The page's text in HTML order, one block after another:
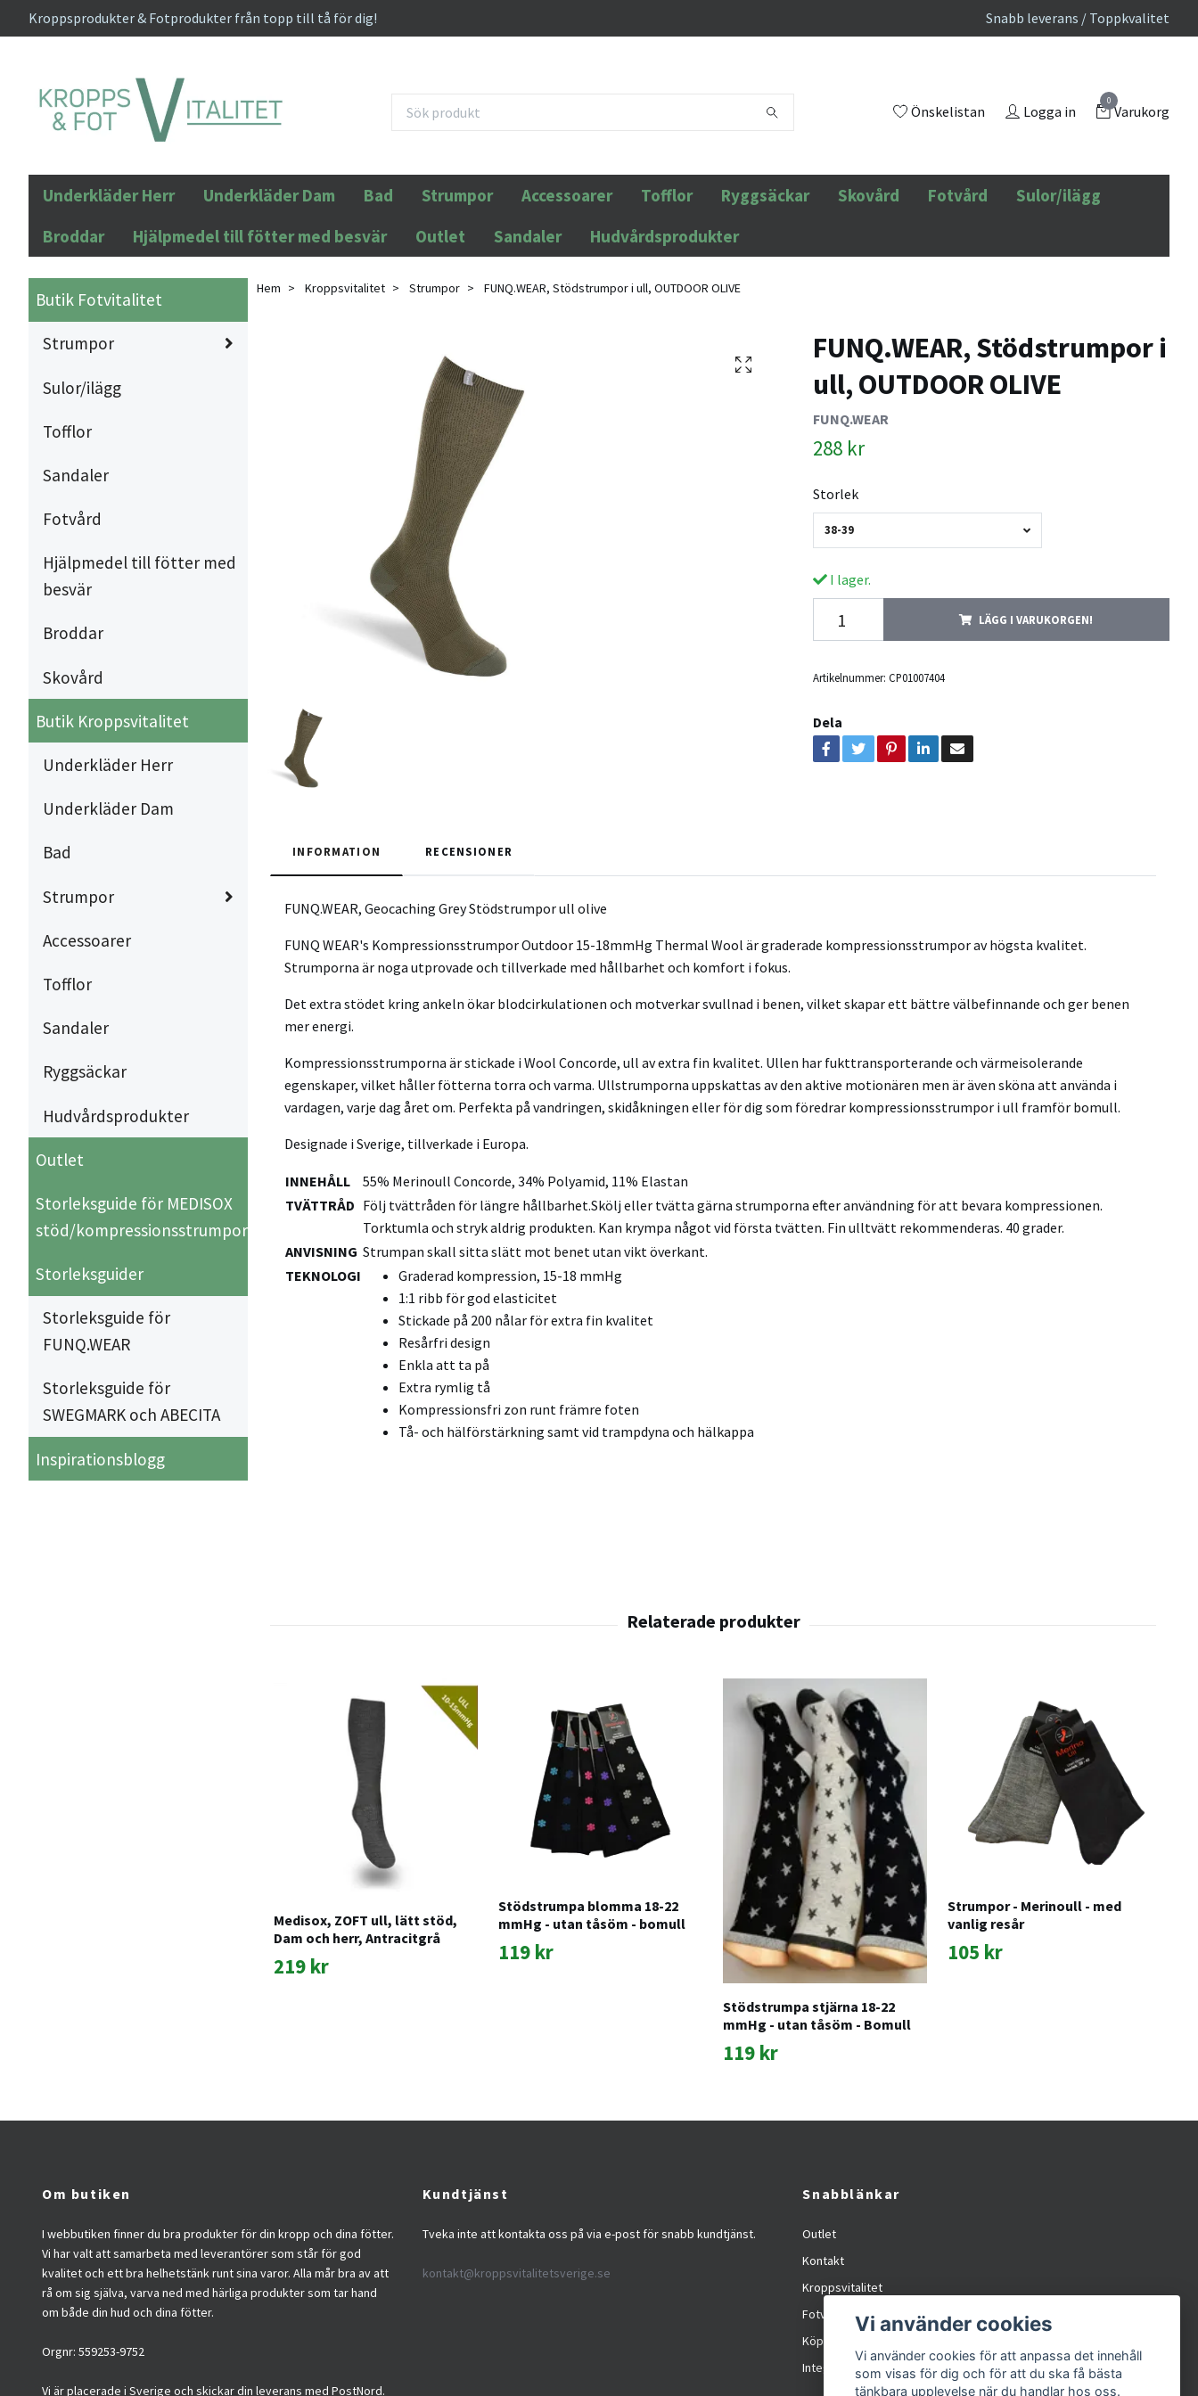
Kroppsprodukter & Fotprodukter från topp till tå för dig! Snabb leverans / Toppkvalitet
Önskelistan Logga in
0
Varukorg
Underkläder Herr Underkläder Dam Bad Strumpor Accessoarer Tofflor Ryggsäckar Skovård Fotvård
Sulor/ilägg
Broddar
Hjälpmedel till fötter med besvär Outlet Sandaler Hudvårdsprodukter
Butik Fotvitalitet
Strumpor
Sulor/ilägg
Tofflor
Sandaler
Fotvård
Hjälpmedel till fötter med
besvär
Broddar
Skovård
Butik Kroppsvitalitet
Underkläder Herr
Underkläder Dam
Bad
Strumpor
Accessoarer
Tofflor
Sandaler
Ryggsäckar
Hudvårdsprodukter
Outlet
Storleksguide för MEDISOX
stöd/kompressionsstrumpor
Storleksguider
Storleksguide för
FUNQ.WEAR
Storleksguide för
SWEGMARK och ABECITA
Inspirationsblogg
Hem Kroppsvitalitet Strumpor FUNQ.WEAR, Stödstrumpor i ull, OUTDOOR OLIVE
FUNQ.WEAR, Stödstrumpor i
ull, OUTDOOR OLIVE
FUNQ.WEAR
288 kr
Storlek
38-39
I lager.
LÄGG I VARUKORGEN!
Artikelnummer: CP01007404
Dela
INFORMATION RECENSIONER
FUNQ.WEAR, Geocaching Grey Stödstrumpor ull olive
FUNQ WEAR's Kompressionsstrumpor Outdoor 15-18mmHg Thermal Wool är graderade kompressionsstrumpor av högsta kvalitet.
Strumporna är noga utprovade och tillverkade med hållbarhet och komfort i fokus.
Det extra stödet kring ankeln ökar blodcirkulationen och motverkar svullnad i benen, vilket skapar ett bättre välbefinnande och ger benen
mer energi.
Kompressionsstrumporna är stickade i Wool Concorde, ull av extra fin kvalitet. Ullen har fukttransporterande och värmeisolerande
egenskaper, vilket håller fötterna torra och varma. Ullstrumporna uppskattas av den aktive motionären men är även sköna att använda i
vardagen, varje dag året om. Perfekta på vandringen, skidåkningen eller för dig som föredrar kompressionsstrumpor i ull framför bomull.
Designade i Sverige, tillverkade i Europa.
INNEHÅLL
55% Merinoull Concorde, 34% Polyamid, 11% Elastan
TVÄTTRÅD Följ tvättråden för längre hållbarhet.Skölj eller tvätta gärna strumporna efter användning för att bevara kompressionen.
Torktumla och stryk aldrig produkten. Kan krympa något vid första tvätten. Fin ulltvätt rekommenderas. 40 grader.
ANVISNING Strumpan skall sitta slätt mot benet utan vikt överkant.
TEKNOLOGI
Graderad kompression, 15-18 mmHg
1:1 ribb för god elasticitet
Stickade på 200 nålar för extra fin kvalitet
Resårfri design
Enkla att ta på
Extra rymlig tå
Kompressionsfri zon runt främre foten
Tå- och hälförstärkning samt vid trampdyna och hälkappa
Medisox, ZOFT ull, lätt stöd,
Dam och herr, Antracitgrå
219 kr
Stödstrumpa blomma 18-22
mmHg - utan tåsöm - bomull
119 kr
Stödstrumpa stjärna 18-22
mmHg - utan tåsöm - Bomull
119 kr
Strumpor - Merinoull - med
vanlig resår
105 kr
Om butiken
I webbutiken finner du bra produkter för din kropp och dina fötter.
Vi har valt att samarbeta med leverantörer som står för god
kvalitet och ett bra helhetstänk runt sina varor. Alla mår bra av att
rå om sig själva, varva ned med härliga produkter som tar hand
om både din hud och dina fötter.
Orgnr: 559253-9752
Vi är placerade i Sverige och skickar din leverans med PostNord.
Kundtjänst
Tveka inte att kontakta oss på via e-post för snabb kundtjänst.
kontakt@kroppsvitalitetsverige.se
Snabblänkar
Outlet
Kontakt
Kroppsvitalitet
Fotvitalitet
Köpvillkor
Integritetspolicy / cookies
Vi använder cookies
Vi använder cookies för att anpassa det innehåll
som visas för dig och för att du ska få bästa
tänkbara upplevelse när du handlar hos oss.